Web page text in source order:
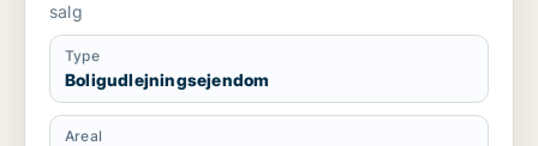
salg
Type
Boligudlejningsejendom
Areal